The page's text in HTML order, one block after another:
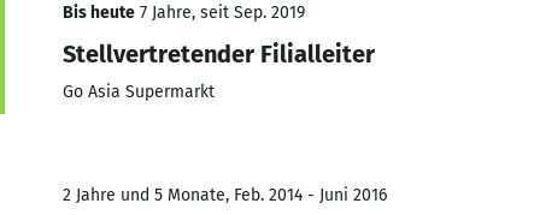
Bis heute 7 Jahre, seit Sep. 2019
Stellvertretender Filialleiter
Go Asia Supermarkt
2 Jahre und 5 Monate, Feb. 2014 - Juni 2016